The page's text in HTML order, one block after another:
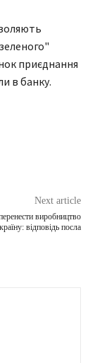
приєднання
в банку.
Next article
виробництво
відповідь посла